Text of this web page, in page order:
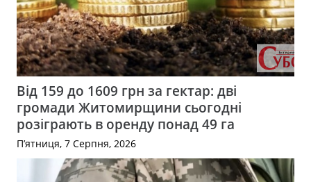
Від 159 до 1609 грн за гектар: дві
громади Житомирщини сьогодні
розіграють в оренду понад 49 га
П’ятниця, 7 Серпня, 2026